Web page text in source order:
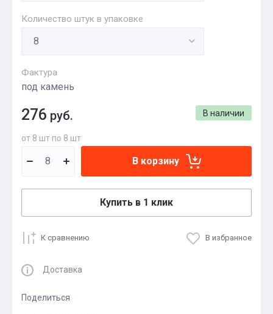
Количество штук в упаковке
Фактура
под камень
В наличии
276 руб.
от 8 шт по 8 шт
В корзину
Купить в 1 клик
К сравнению В избранное
Доставка
Поделиться